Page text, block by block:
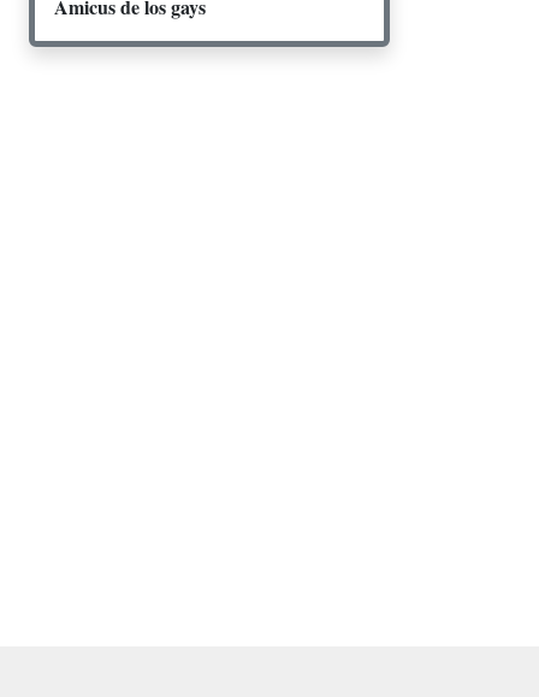
Amicus de los gays